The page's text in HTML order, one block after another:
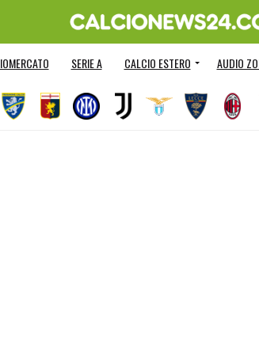
SERIE A CALCIO ESTERO AUDIO